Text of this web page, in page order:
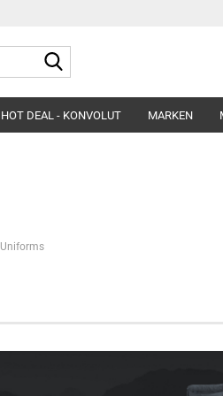
Underwear
HOT DEAL - KONVOLUT MARKEN
Uniforms